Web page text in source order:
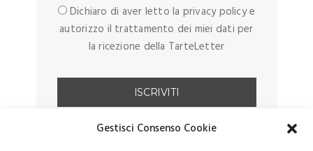
Gestisci Consenso Cookie
Dichiaro di aver letto la privacy policy e
autorizzo il trattamento dei miei dati per
la ricezione della TarteLetter